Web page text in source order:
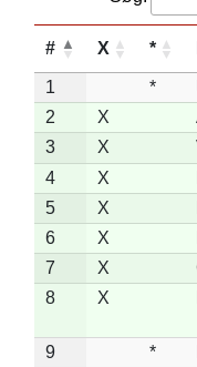
# X *
1 *
2
X
3
X
4
X
5
X
6
X
7
X
8
X
9 *